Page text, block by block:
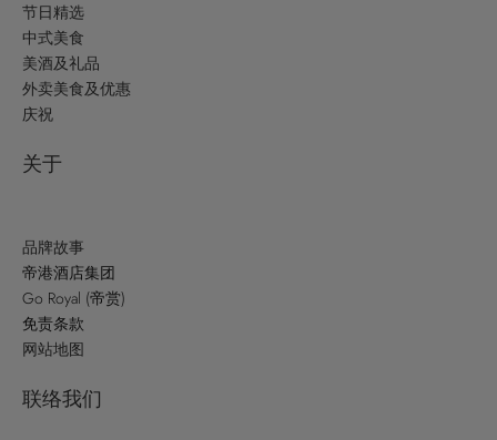
节日精选
中式美食
美酒及礼品
外卖美食及优惠
庆祝
关于
品牌故事
帝港酒店集团
Go Royal (帝赏)
免责条款
网站地图
联络我们